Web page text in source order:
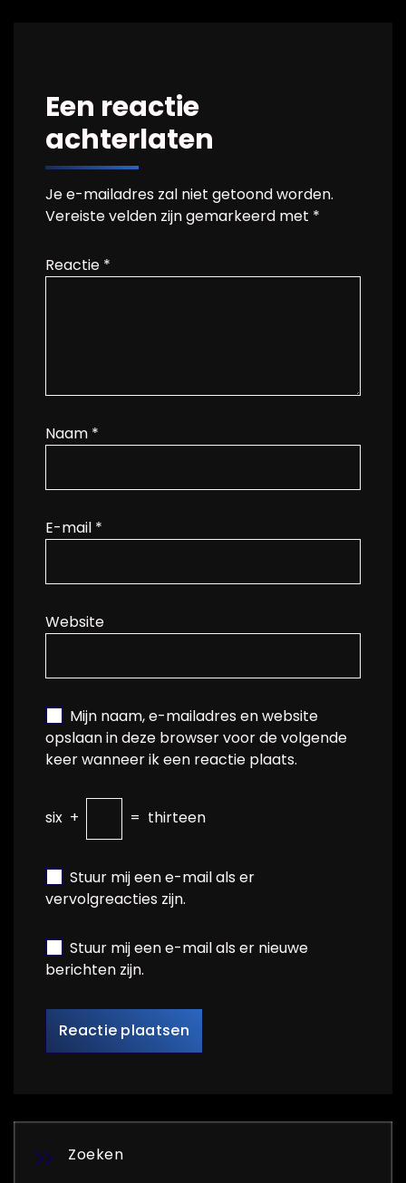
Een reactie
achterlaten
Je e-mailadres zal niet getoond worden.
Vereiste velden zijn gemarkeerd met *
Reactie *
Naam *
E-mail *
Website
Mijn naam, e-mailadres en website
opslaan in deze browser voor de volgende
keer wanneer ik een reactie plaats.
six + = thirteen
Stuur mij een e-mail als er
vervolgreacties zijn.
Stuur mij een e-mail als er nieuwe
berichten zijn.
Zoeken